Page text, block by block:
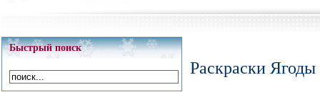
Быстрый поиск
Раскраски Ягоды